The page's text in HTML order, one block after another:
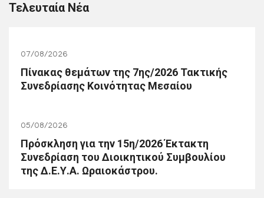
Τελευταία Νέα
07/08/2026
Πίνακας θεμάτων της 7ης/2026 Τακτικής
Συνεδρίασης Κοινότητας Μεσαίου
05/08/2026
Πρόσκληση για την 15η/2026 Έκτακτη
Συνεδρίαση του Διοικητικού Συμβουλίου
της Δ.Ε.Υ.Α. Ωραιοκάστρου.